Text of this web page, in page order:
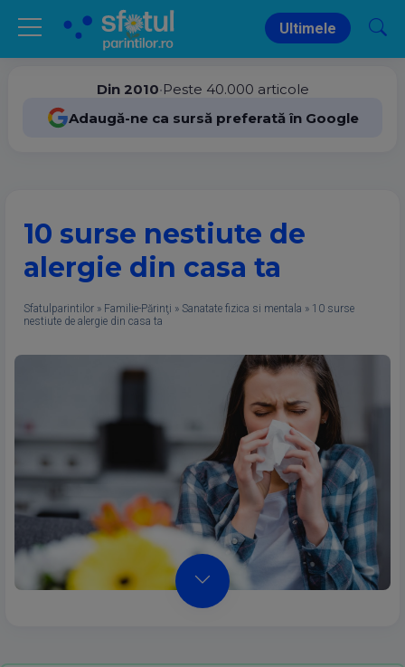
Ultimele
Din 2010•Peste 40.000 articole
Adaugă-ne ca sursă preferată în Google
10 surse nestiute de
alergie din casa ta
Sfatulparintilor » Familie-Părinţi » Sanatate fizica si mentala » 10 surse
nestiute de alergie din casa ta